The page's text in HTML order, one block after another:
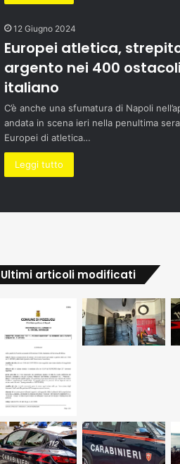
12 Giugno 2024
Europei atletica,
argento nei 400
italiano
C’è anche una sfumatura di Napoli
andata in scena ieri nella penultima
Europei di atletica…
Leggi tutto
Ultimi articoli modificati